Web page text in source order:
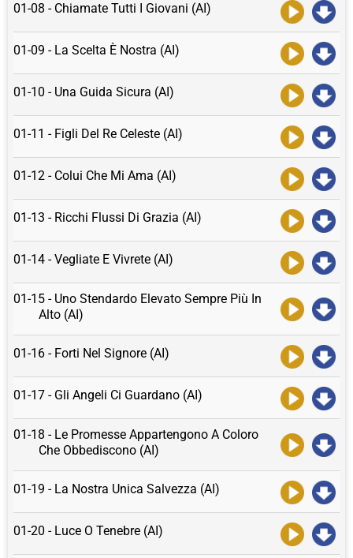
01-08 - Chiamate Tutti I Giovani (AI)
01-09 - La Scelta È Nostra (AI)
01-10 - Una Guida Sicura (AI)
01-11 - Figli Del Re Celeste (AI)
01-12 - Colui Che Mi Ama (AI)
01-13 - Ricchi Flussi Di Grazia (AI)
01-14 - Vegliate E Vivrete (AI)
01-15 - Uno Stendardo Elevato Sempre Più In
Alto (AI)
01-16 - Forti Nel Signore (AI)
01-17 - Gli Angeli Ci Guardano (AI)
01-18 - Le Promesse Appartengono A Coloro
Che Obbediscono (AI)
01-19 - La Nostra Unica Salvezza (AI)
01-20 - Luce O Tenebre (AI)